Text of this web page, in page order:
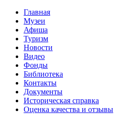
Главная
Музеи
Афиша
Туризм
Новости
Видео
Фонды
Библиотека
Контакты
Документы
Историческая справка
Оценка качества и отзывы